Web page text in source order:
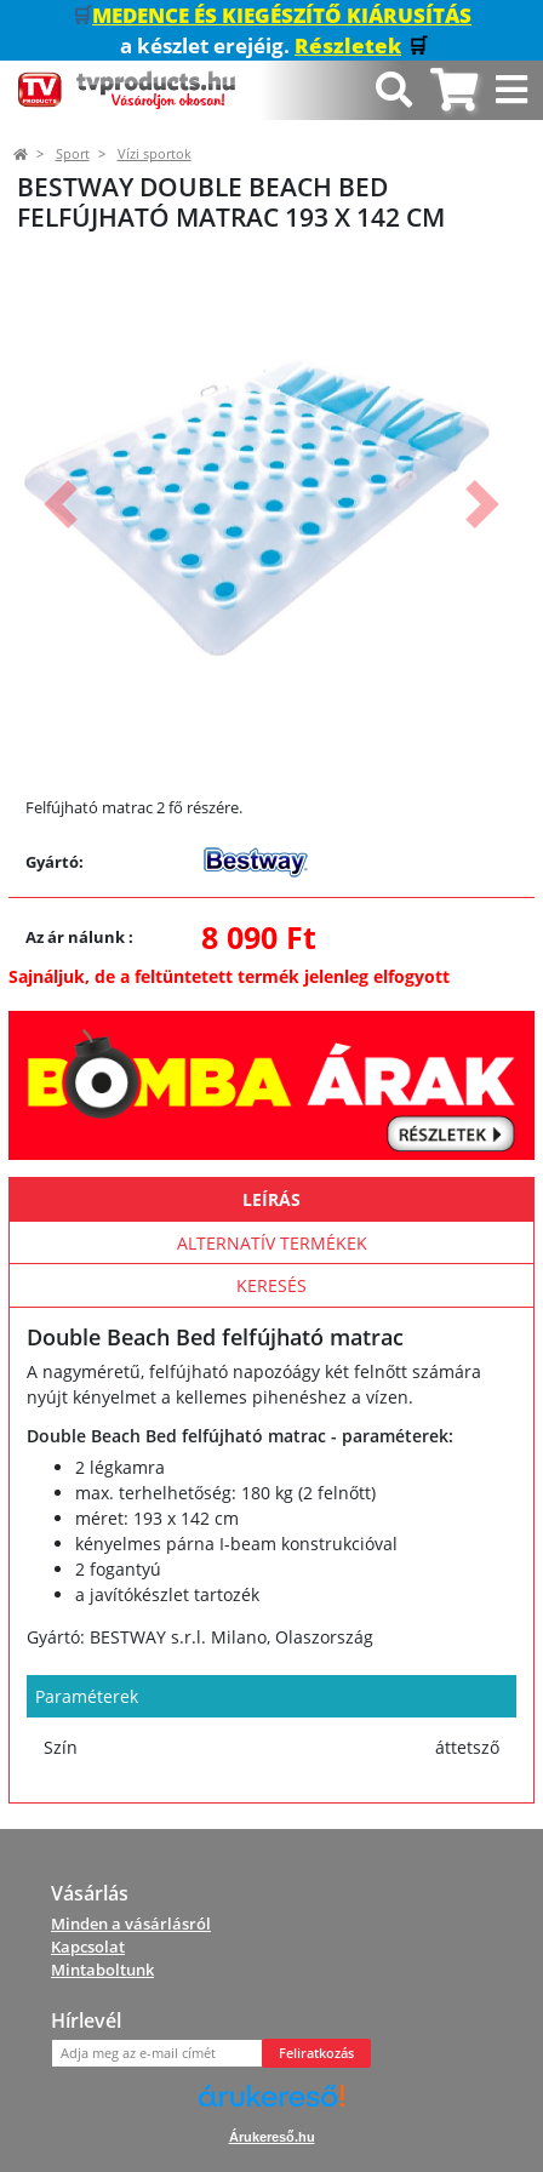
🛒MEDENCE ÉS KIEGÉSZÍTŐ KIÁRUSÍTÁS
a készlet erejéig. Részletek 🛒
Sport Vízi sportok
BESTWAY DOUBLE BEACH BED
FELFÚJHATÓ MATRAC 193 X 142 CM
Előző
Felfújható matrac 2 fő részére.
Gyártó:
Az ár nálunk: 8 090 Ft
Sajnáljuk, de a feltüntetett termék jelenleg elfogyott
LEÍRÁS
ALTERNATÍV TERMÉKEK
KERESÉS
Double Beach Bed felfújható matrac
A nagyméretű, felfújható napozóágy két felnőtt számára
nyújt kényelmet a kellemes pihenéshez a vízen.
Double Beach Bed felfújható matrac - paraméterek:
2 légkamra
max. terhelhetőség: 180 kg (2 felnőtt)
méret: 193 x 142 cm
kényelmes párna I-beam konstrukcióval
2 fogantyú
a javítókészlet tartozék
Gyártó: BESTWAY s.r.l. Milano, Olaszország
Paraméterek
Szín áttetsző
Vásárlás
Minden a vásárlásról
Kapcsolat
Mintaboltunk
Hírlevél
Feliratkozás
Árukereső.hu